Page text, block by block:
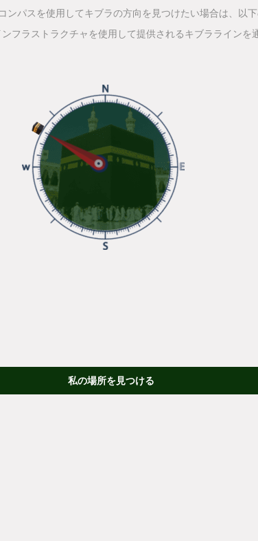
パスを使用してキブラの方向を見つけたい場合は、以
フラストラクチャを使用して提供されるキブラライン
私の場所を見つける